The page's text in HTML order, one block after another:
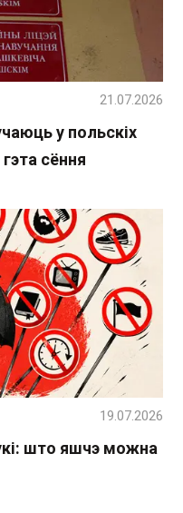
у польскіх
сёння
21.07.2026
што яшчэ можна
19.07.2026